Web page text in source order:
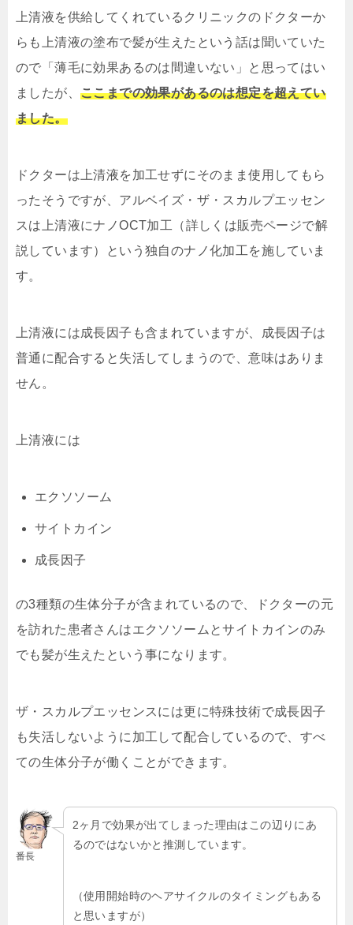
上清液を供給してくれているクリニックのドクターか
らも上清液の塗布で髪が生えたという話は聞いていた
ので「薄毛に効果あるのは間違いない」と思ってはい
ましたが、 ここまでの効果があるのは想定を超えてい
ました。
ドクターは上清液を加工せずにそのまま使用してもら
ったそうですが、アルベイズ・ザ・スカルプエッセン
スは上清液にナノOCT加工（詳しくは販売ページで解
説しています）という独自のナノ化加工を施していま
す。
上清液には成長因子も含まれていますが、成長因子は
普通に配合すると失活してしまうので、意味はありま
せん。
上清液には
エクソソーム
サイトカイン
成長因子
の3種類の生体分子が含まれているので、ドクターの元
を訪れた患者さんはエクソソームとサイトカインのみ
でも髪が生えたという事になります。
ザ・スカルプエッセンスには更に特殊技術で成長因子
も失活しないように加工して配合しているので、すべ
ての生体分子が働くことができます。
番長
2ヶ月で効果が出てしまった理由はこの辺りにあ
るのではないかと推測しています。
（使用開始時のヘアサイクルのタイミングもある
と思いますが）